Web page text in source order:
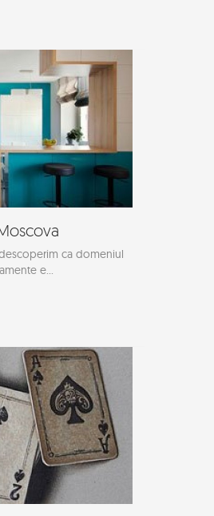
ca domeniul
e...